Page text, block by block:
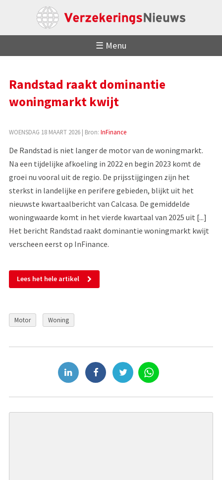
☰ Menu
Randstad raakt dominantie
woningmarkt kwijt
WOENSDAG 18 MAART 2026| Bron: InFinance
De Randstad is niet langer de motor van de woningmarkt.
Na een tijdelijke afkoeling in 2022 en begin 2023 komt de
groei nu vooral uit de regio. De prijsstijgingen zijn het
sterkst in landelijke en perifere gebieden, blijkt uit het
nieuwste kwartaalbericht van Calcasa. De gemiddelde
woningwaarde komt in het vierde kwartaal van 2025 uit [...]
Het bericht Randstad raakt dominantie woningmarkt kwijt
verscheen eerst op InFinance.
Lees het hele artikel
Motor Woning